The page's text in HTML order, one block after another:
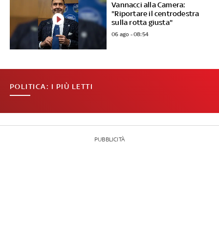
Vannacci alla Camera:
"Riportare il centrodestra
sulla rotta giusta"
06 ago - 08:54
POLITICA: I PIÙ LETTI
PUBBLICITÀ